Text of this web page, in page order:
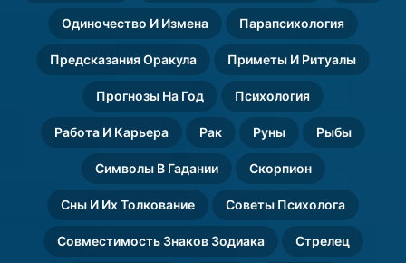
Одиночество И Измена Парапсихология
Предсказания Оракула Приметы И Ритуалы
Прогнозы На Год Психология
Работа И Карьера Рак Руны Рыбы
Символы В Гадании Скорпион
Сны И Их Толкование Советы Психолога
Совместимость Знаков Зодиака Стрелец